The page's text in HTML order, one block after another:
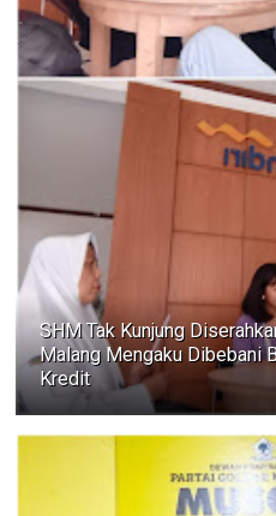
SHM Tak Kunjung
Malang Mengaku Dibebani
Kredit